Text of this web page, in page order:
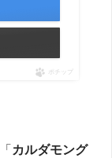
ポチップ
カルダモング